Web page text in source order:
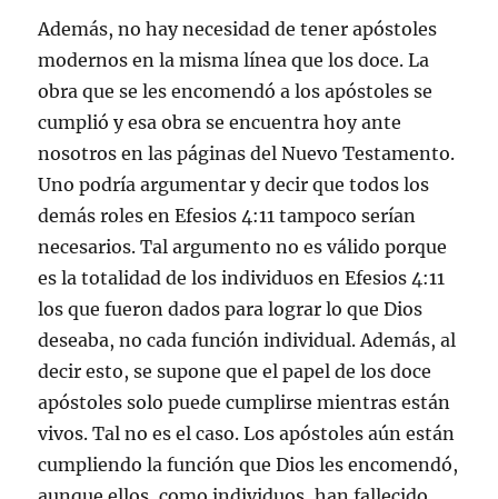
Además, no hay necesidad de tener apóstoles
modernos en la misma línea que los doce. La
obra que se les encomendó a los apóstoles se
cumplió y esa obra se encuentra hoy ante
nosotros en las páginas del Nuevo Testamento.
Uno podría argumentar y decir que todos los
demás roles en Efesios 4:11 tampoco serían
necesarios. Tal argumento no es válido porque
es la totalidad de los individuos en Efesios 4:11
los que fueron dados para lograr lo que Dios
deseaba, no cada función individual. Además, al
decir esto, se supone que el papel de los doce
apóstoles solo puede cumplirse mientras están
vivos. Tal no es el caso. Los apóstoles aún están
cumpliendo la función que Dios les encomendó,